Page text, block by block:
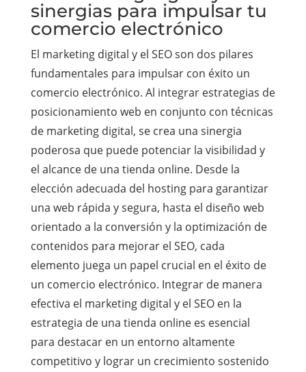
sinergias para impulsar tu
comercio electrónico
El marketing digital y el SEO son dos pilares
fundamentales para impulsar con éxito un
comercio electrónico. Al integrar estrategias de
posicionamiento web en conjunto con técnicas
de marketing digital, se crea una sinergia
poderosa que puede potenciar la visibilidad y
el alcance de una tienda online. Desde la
elección adecuada del hosting para garantizar
una web rápida y segura, hasta el diseño web
orientado a la conversión y la optimización de
contenidos para mejorar el SEO, cada
elemento juega un papel crucial en el éxito de
un comercio electrónico. Integrar de manera
efectiva el marketing digital y el SEO en la
estrategia de una tienda online es esencial
para destacar en un entorno altamente
competitivo y lograr un crecimiento sostenido